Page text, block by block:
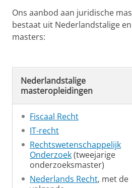
Ons aanbod aan juridische
bestaat uit Nederlandstalige
masters:
Nederlandstalige
masteropleidingen
Fiscaal Recht
IT-recht
Rechtswetenschappelijk
Onderzoek(tweejarige
onderzoeksmaster)
Nederlands Recht, met de